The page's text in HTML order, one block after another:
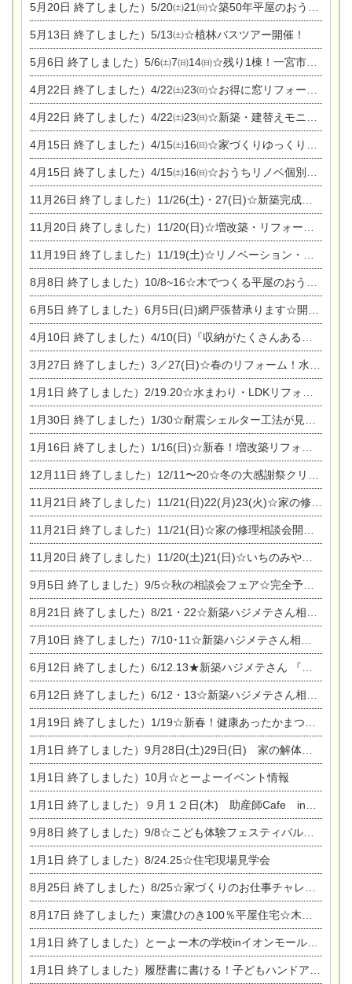
5月20日 終了しました）5/20㈯21㈰☆築50年平屋のおうちリノベーション完成見学会
5月13日 終了しました）5/13㈯☆植林バスツアー開催！
5月6日 終了しました）5/6㈯7㈰14㈰☆残り1棟！一宮市限定モニター募集相談会(新築・建替え)
4月22日 終了しました）4/22㈯23㈰☆お得に窓リフォーム個別相談会
4月22日 終了しました）4/22㈯23㈰☆新築・建替えモニター募集個別相談会
4月15日 終了しました）4/15㈯16㈰☆家づくりゆっくりじっくり個別相談会
4月15日 終了しました）4/15㈯16㈰☆おうちリノベ個別相談会
11月26日 終了しました）11/26(土)・27(日)☆新築完成見学会 in一宮市あずら
11月20日 終了しました）11/20(日)☆増改築・リフォームまつり＆秋の味覚まつり＆芸術祭
11月19日 終了しました）11/19(土)☆リノベーション・家の修理まつり＆増改築・リフォームまつりin扶桑ゴルフ
8月8日 終了しました）10/8~16☆木でつくる平屋のおうちのつくり方【完全予約制】
6月5日 終了しました）6月5日(日)網戸張替承ります☆開催！
4月10日 終了しました）4/10(日)『収納がたくさんあるおうち現場見学会』
3月27日 終了しました）3／27(日)☆春のリフォーム！水まわりLDKリフォーム相談会&今がチャンス！エアコン相談会
1月1日 終了しました）2/19.20☆水まわり・LDKリフォーム相談会＆エアコン相談会
1月30日 終了しました）1/30☆耐震シェルター工法が見れる完成見学会
1月16日 終了しました）1/16(日)☆新春！増改築リフォーム&家の修理まつり
12月11日 終了しました）12/11〜20☆冬の大感謝祭クリスマス相談会開催
11月21日 終了しました）11/21(日)22(月)23(火)☆家の修理まつり＆増改築リフォーム相談会
11月21日 終了しました）11/21(日)☆家の修理相談会開催 in 扶桑オークビレッジ
11月20日 終了しました）11/20(土)21(日)☆いちのみや逸品市に出店します【ひのきのバラ販売】
9月5日 終了しました）9/5☆秋の相談会フェア☆完全予約制
8月21日 終了しました）8/21・22☆新築ハジメテさん相談会 『集まれ！農地に家を建てたい人！』
7月10日 終了しました）7/10･11☆新築ハジメテさん相談会 『集まれ！農地に家を建てたい人！』完全予約制
6月12日 終了しました）6/12.13★新築ハジメテさん 『木の家 現場体感見学会』
6月12日 終了しました）6/12・13☆新築ハジメテさん相談会『今ある土地に家を建てる際の注意点』
1月19日 終了しました）1/19☆新春！健康あったかまつり＆増改築リフォームまつり
1月1日 終了しました）9月28日(土)29日(日) 家の解体なんでも相談会
1月1日 終了しました）10月☆とーよーイベント情報
1月1日 終了しました）９月１２日(木) 助産師Cafe in東陽住建
9月8日 終了しました）9/8☆こども体験フェスティバル☆一宮市民会館
1月1日 終了しました）8/24.25☆住宅現場見学会
8月25日 終了しました）8/25☆家づくりのお仕事チャレンジ
8月17日 終了しました）東濃ひのき100％平屋住宅☆木の家完成見学会
1月1日 終了しました）とーよー木の学校inイオンモール木曽川
1月1日 終了しました）履歴書に書ける！子どもハンドアロマ講座☆